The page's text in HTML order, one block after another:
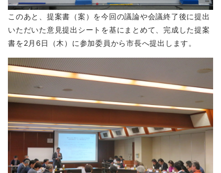
このあと、提案書（案）を今回の議論や会議終了後に提出
いただいた意見提出シートを基にまとめて、完成した提案
書を2月6日（木）に参加委員から市長へ提出します。